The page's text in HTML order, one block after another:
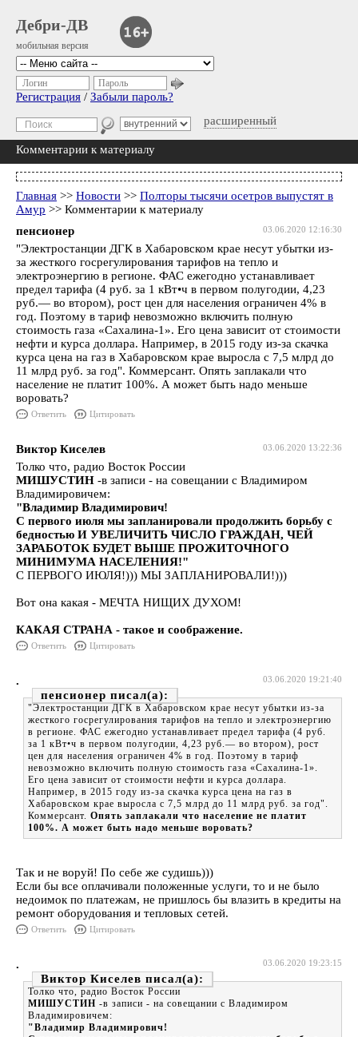
Дебри-ДВ
мобильная версия
расширенный
Логин Пароль
Регистрация / Забыли пароль?
Комментарии к материалу
Главная >> Новости >> Полторы тысячи осетров выпустят в
Амур >> Комментарии к материалу
03.06.2020 12:16:30
пенсионер
"Электростанции ДГК в Хабаровском крае несут убытки из-
за жесткого госрегулирования тарифов на тепло и
электроэнергию в регионе. ФАС ежегодно устанавливает
предел тарифа (4 руб. за 1 кВт•ч в первом полугодии, 4,23
руб.— во втором), рост цен для населения ограничен 4% в
год. Поэтому в тариф невозможно включить полную
стоимость газа «Сахалина-1». Его цена зависит от стоимости
нефти и курса доллара. Например, в 2015 году из-за скачка
курса цена на газ в Хабаровском крае выросла с 7,5 млрд до
11 млрд руб. за год". Коммерсант. Опять заплакали что
население не платит 100%. А может быть надо меньше
воровать?
Ответить Цитировать
03.06.2020 13:22:36
Виктор Киселев
Толко что, радио Восток России
МИШУСТИН -в записи - на совещании с Владимиром
Владимировичем:
"Владимир Владимирович!
С первого июля мы запланировали продолжить борьбу с
бедностью И УВЕЛИЧИТЬ ЧИСЛО ГРАЖДАН, ЧЕЙ
ЗАРАБОТОК БУДЕТ ВЫШЕ ПРОЖИТОЧНОГО
МИНИМУМА НАСЕЛЕНИЯ!"
С ПЕРВОГО ИЮЛЯ!))) МЫ ЗАПЛАНИРОВАЛИ!)))
Вот она какая - МЕЧТА НИЩИХ ДУХОМ!
КАКАЯ СТРАНА - такое и соображение.
Ответить Цитировать
03.06.2020 19:21:40
.
пенсионер
"Электростанции ДГК в Хабаровском крае несут убытки из-за
жесткого госрегулирования тарифов на тепло и электроэнергию
в регионе. ФАС ежегодно устанавливает предел тарифа (4 руб.
за 1 кВт•ч в первом полугодии, 4,23 руб.— во втором), рост
цен для населения ограничен 4% в год. Поэтому в тариф
невозможно включить полную стоимость газа «Сахалина-1».
Его цена зависит от стоимости нефти и курса доллара.
Например, в 2015 году из-за скачка курса цена на газ в
Хабаровском крае выросла с 7,5 млрд до 11 млрд руб. за год".
Коммерсант. Опять заплакали что население не платит
100%. А может быть надо меньше воровать?
Так и не воруй! По себе же судишь)))
Если бы все оплачивали положенные услуги, то и не было
недоимок по платежам, не пришлось бы влазить в кредиты на
ремонт оборудования и тепловых сетей.
Ответить Цитировать
03.06.2020 19:23:15
.
Виктор Киселев
Толко что, радио Восток России
МИШУСТИН -в записи - на совещании с Владимиром
Владимировичем:
"Владимир Владимирович!